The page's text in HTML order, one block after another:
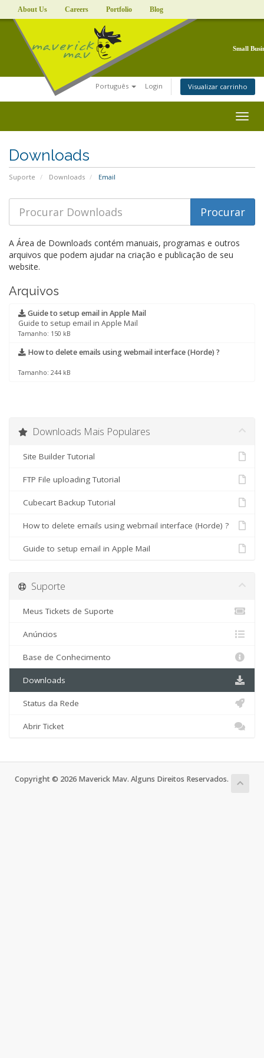
About Us Careers Portfolio Blog
Small
Português Login Visualizar carrinho
Downloads
Suporte Downloads Email
A Área de Downloads contém manuais, programas e outros
arquivos que podem ajudar na criação e publicação de seu
website.
Arquivos
Guide to setup email in Apple Mail
Guide to setup email in Apple Mail
Tamanho: 150 kB
How to delete emails using webmail interface (Horde) ?
Tamanho: 244 kB
Downloads Mais Populares
Site Builder Tutorial
FTP File uploading Tutorial
Cubecart Backup Tutorial
How to delete emails using webmail interface (Horde) ?
Guide to setup email in Apple Mail
Suporte
Meus Tickets de Suporte
Anúncios
Base de Conhecimento
Downloads
Status da Rede
Abrir Ticket
Copyright © 2026 Maverick Mav. Alguns Direitos Reservados.